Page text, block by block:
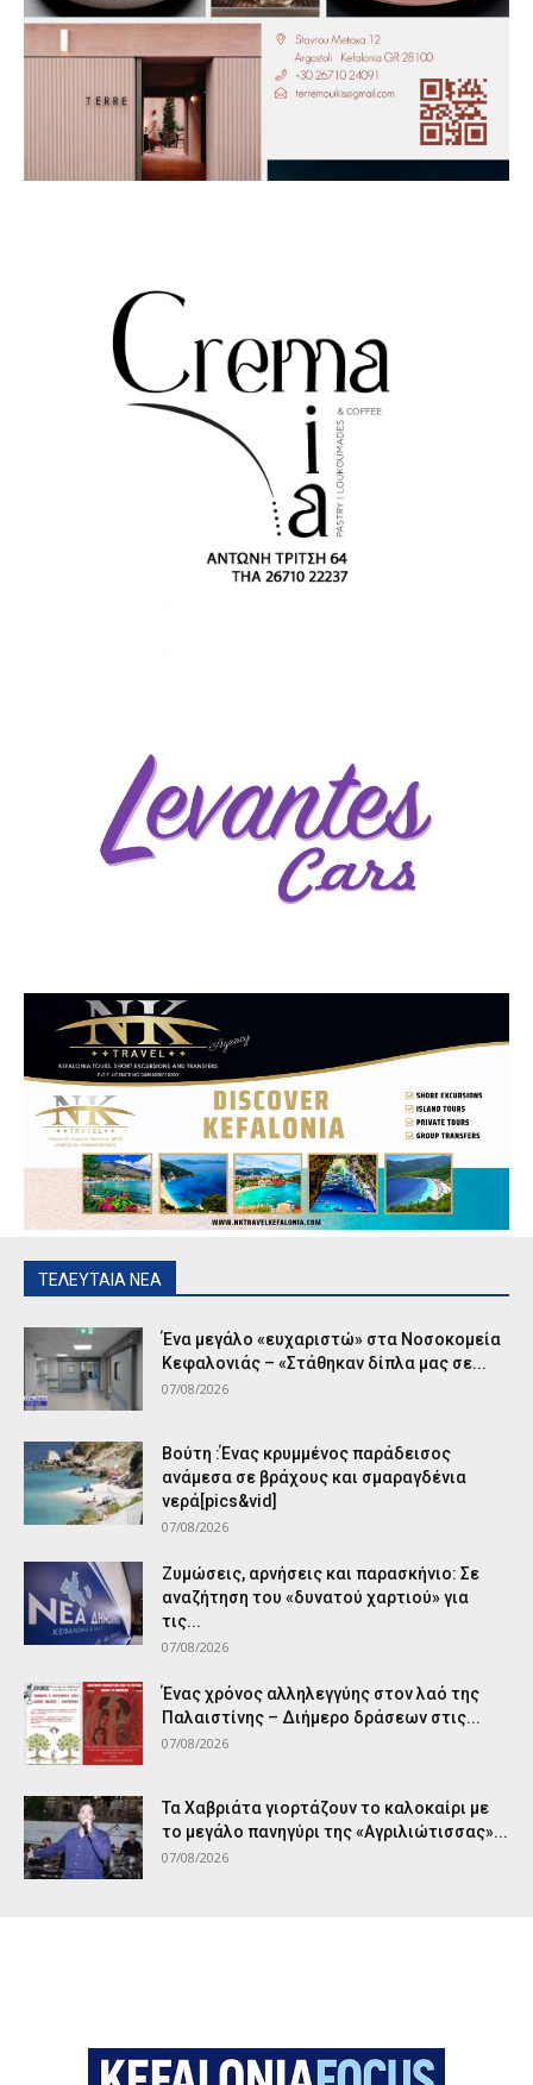
ΤΕΛΕΥΤΑΙΑ ΝΕΑ
Ένα μεγάλο «ευχαριστώ» στα Νοσοκομεία
Κεφαλονιάς – «Στάθηκαν δίπλα μας σε...
07/08/2026
Βούτη :Ένας κρυμμένος παράδεισος
ανάμεσα σε βράχους και σμαραγδένια
νερά[pics&vid]
07/08/2026
Ζυμώσεις, αρνήσεις και παρασκήνιο: Σε
αναζήτηση του «δυνατού χαρτιού» για
τις...
07/08/2026
Ένας χρόνος αλληλεγγύης στον λαό της
Παλαιστίνης – Διήμερο δράσεων στις...
07/08/2026
Τα Χαβριάτα γιορτάζουν το καλοκαίρι με
το μεγάλο πανηγύρι της «Αγριλιώτισσας»...
07/08/2026